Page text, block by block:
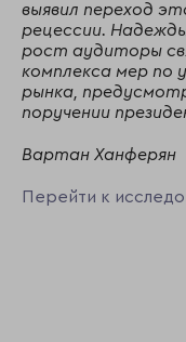
выявил переход
рецессии.
рост аудиторы
комплекса мер по
рынка,
поручении
Вартан Ханферян
Перейти к